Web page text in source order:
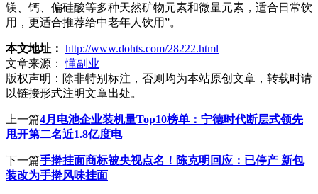
镁、钙、偏硅酸等多种天然矿物元素和微量元素，适合日常饮
用，更适合推荐给中老年人饮用”。
本文地址： http://www.dohts.com/28222.html
文章来源：
懂副业
版权声明： 除非特别标注，否则均为本站原创文章，转载时请
以链接形式注明文章出处。
上一篇4月电池企业装机量Top10榜单：宁德时代断层式领先
甩开第二名近1.8亿度电
下一篇手擀挂面商标被央视点名！陈克明回应：已停产 新包
装改为手擀风味挂面